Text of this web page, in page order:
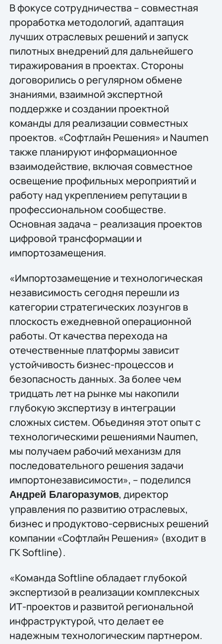
В фокусе сотрудничества – совместная
проработка методологий, адаптация
лучших отраслевых решений и запуск
пилотных внедрений для дальнейшего
тиражирования в проектах. Стороны
договорились о регулярном обмене
знаниями, взаимной экспертной
поддержке и создании проектной
команды для реализации совместных
проектов. «Софтлайн Решения» и Naumen
также планируют информационное
взаимодействие, включая совместное
освещение профильных мероприятий и
работу над укреплением репутации в
профессиональном сообществе.
Основная задача – реализация проектов
цифровой трансформации и
импортозамещения.
«Импортозамещение и технологическая
независимость сегодня перешли из
категории стратегических лозунгов в
плоскость ежедневной операционной
работы. От качества перехода на
отечественные платформы зависит
устойчивость бизнес-процессов и
безопасность данных. За более чем
тридцать лет на рынке мы накопили
глубокую экспертизу в интеграции
сложных систем. Объединяя этот опыт с
технологическими решениями Naumen,
мы получаем рабочий механизм для
последовательного решения задачи
импортонезависимости», – поделился
Андрей Благоразумов, директор
управления по развитию отраслевых,
бизнес и продуктово-сервисных решений
компании «Софтлайн Решения» (входит в
ГК Softline).
«Команда Softline обладает глубокой
экспертизой в реализации комплексных
ИТ-проектов и развитой региональной
инфраструктурой, что делает ее
надежным технологическим партнером.